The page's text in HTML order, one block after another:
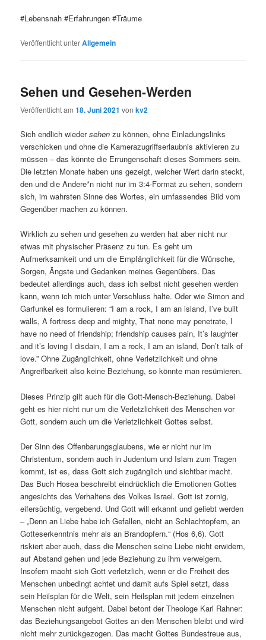
#Lebensnah #Erfahrungen #Träume
Veröffentlicht unterAllgemein
Sehen und Gesehen-Werden
Veröffentlicht am18. Juni 2021 vonkv2
Sich endlich wiedersehen zu können, ohne Einladungslinks
verschicken und ohne die Kamerazugriffserlaubnis aktivieren zu
müssen – das könnte die Errungenschaft dieses Sommers sein.
Die letzten Monate haben uns gezeigt, welcher Wert darin steckt,
den und die Andere*n nicht nur im 3:4-Format zu sehen, sondern
sich, im wahrsten Sinne des Wortes, ein umfassendes Bild vom
Gegenüber machen zu können.
Wirklich zu sehen und gesehen zu werden hat aber nicht nur
etwas mit physischer Präsenz zu tun. Es geht um
Aufmerksamkeit und um die Empfänglichkeit für die Wünsche,
Sorgen, Ängste und Gedanken meines Gegenübers. Das
bedeutet allerdings auch, dass ich selbst nicht gesehen werden
kann, wenn ich mich unter Verschluss halte. Oder wie Simon and
Garfunkel es formulieren: “I am a rock, I am an island, I’ve built
walls, A fortress deep and mighty, That none may penetrate, I
have no need of friendship; friendship causes pain, It’s laughter
and it’s loving I disdain, I am a rock, I am an island, Don’t talk of
love.” Ohne Zugänglichkeit, ohne Verletzlichkeit und ohne
Angreifbarkeit also keine Beziehung, so könnte man resümieren.
Dieses Prinzip gilt auch für die Gott-Mensch-Beziehung. Dabei
geht es hier nicht nur um die Verletzlichkeit des Menschen vor
Gott, sondern auch um die Verletzlichkeit Gottes selbst.
Der Sinn des Offenbarungsglaubens, wie er nicht nur im
Christentum, sondern auch in Judentum und Islam zum Tragen
kommt, ist es, dass Gott sich zugänglich und sichtbar macht.
Das Buch Hosea beschreibt eindrücklich die Emotionen Gottes
angesichts des Verhaltens des Volkes Israel. Gott ist zornig,
eifersüchtig, vergebend. Und Gott will erkannt und geliebt werden
– „Denn an Liebe habe ich Gefallen, nicht an Schlachtopfern, an
Gotteserkenntnis mehr als an Brandopfern.“ (Hos 6,6). Gott
riskiert aber auch, dass die Menschen seine Liebe nicht erwidern,
auf Abstand gehen und jede Beziehung zu ihm verweigern.
Insofern macht sich Gott verletzlich, wenn er die Freiheit des
Menschen unbedingt achtet und damit aufs Spiel setzt, dass
sein Heilsplan für die Welt, sein Heilsplan mit jedem einzelnen
Menschen nicht aufgeht. Dabei betont der Theologe Karl Rahner:
das Beziehungsangebot Gottes an den Menschen bleibt und wird
nicht mehr zurückgezogen. Das macht Gottes Bundestreue aus,